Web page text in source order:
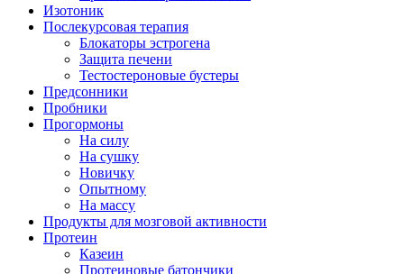
Изотоник
Послекурсовая терапия
Блокаторы эстрогена
Защита печени
Тестостероновые бустеры
Предсонники
Пробники
Прогормоны
На силу
На сушку
Новичку
Опытному
На массу
Продукты для мозговой активности
Протеин
Казеин
Протеиновые батончики